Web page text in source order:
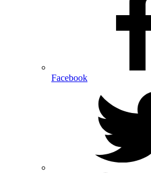
Facebook